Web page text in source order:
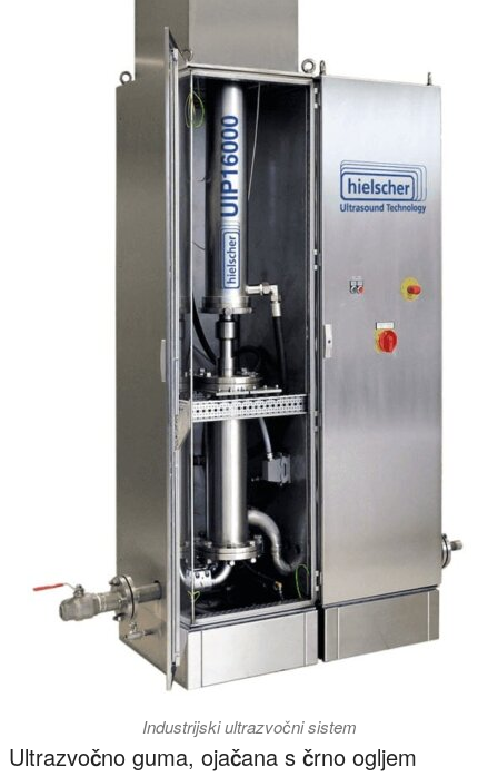
Industrijski ultrazvočni sistem
Ultrazvočno guma, ojačana s črno ogljem